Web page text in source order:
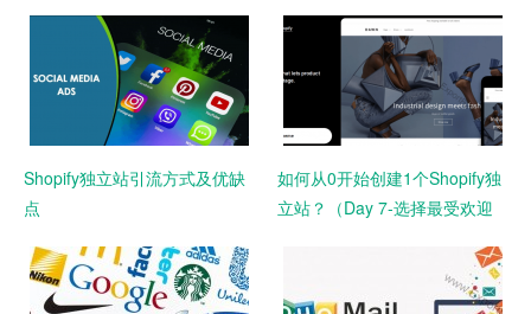
Shopify独立站引流方式及优缺
点
如何从0开始创建1个Shopify独
立站？（Day 7-选择最受欢迎